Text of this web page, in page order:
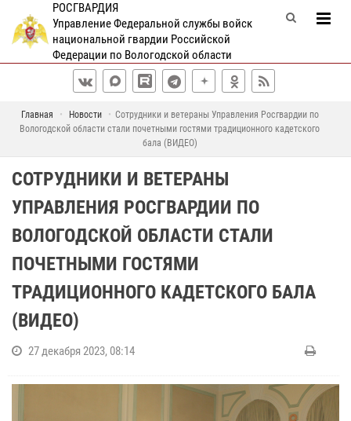
РОСГВАРДИЯ
Управление Федеральной службы войск
национальной гвардии Российской
Федерации по Вологодской области
Главная Новости
Сотрудники и ветераны Управления Росгвардии по
Вологодской области стали почетными гостями традиционного кадетского
бала (ВИДЕО)
СОТРУДНИКИ И ВЕТЕРАНЫ
УПРАВЛЕНИЯ РОСГВАРДИИ ПО
ВОЛОГОДСКОЙ ОБЛАСТИ СТАЛИ
ПОЧЕТНЫМИ ГОСТЯМИ
ТРАДИЦИОННОГО КАДЕТСКОГО БАЛА
(ВИДЕО)
27 декабря 2023, 08:14